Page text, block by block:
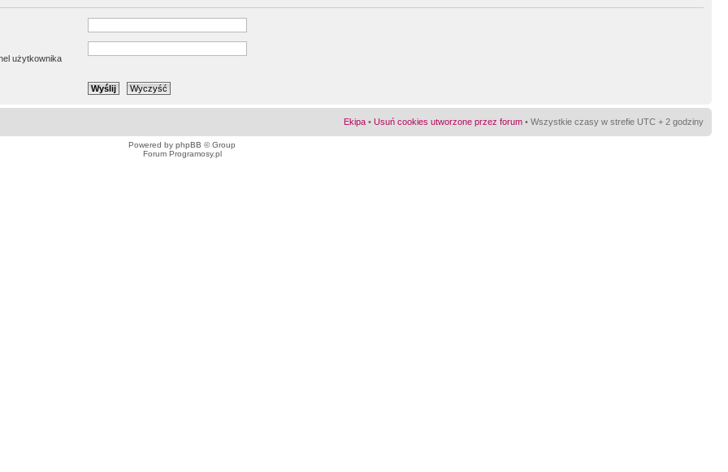
użytkownika
Ekipa • Usuń cookies utworzone przez forum • Wszystkie czasy w strefie UTC + 2 godziny
Powered by phpBB © Group
Forum Programosy.pl